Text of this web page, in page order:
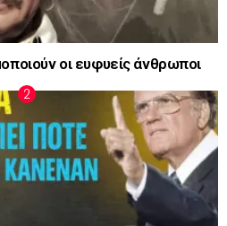
οι ευφυείς άνθρωποι